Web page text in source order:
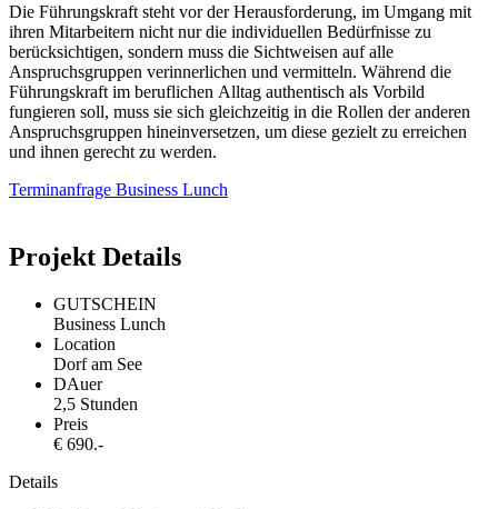
Die Führungskraft steht vor der Herausforderung, im Umgang mit
ihren Mitarbeitern nicht nur die individuellen Bedürfnisse zu
berücksichtigen, sondern muss die Sichtweisen auf alle
Anspruchsgruppen verinnerlichen und vermitteln. Während die
Führungskraft im beruflichen Alltag authentisch als Vorbild
fungieren soll, muss sie sich gleichzeitig in die Rollen der anderen
Anspruchsgruppen hineinversetzen, um diese gezielt zu erreichen
und ihnen gerecht zu werden.
Terminanfrage Business Lunch
Projekt Details
GUTSCHEIN
Business Lunch
Location
Dorf am See
DAuer
2,5 Stunden
Preis
€ 690.-
Details